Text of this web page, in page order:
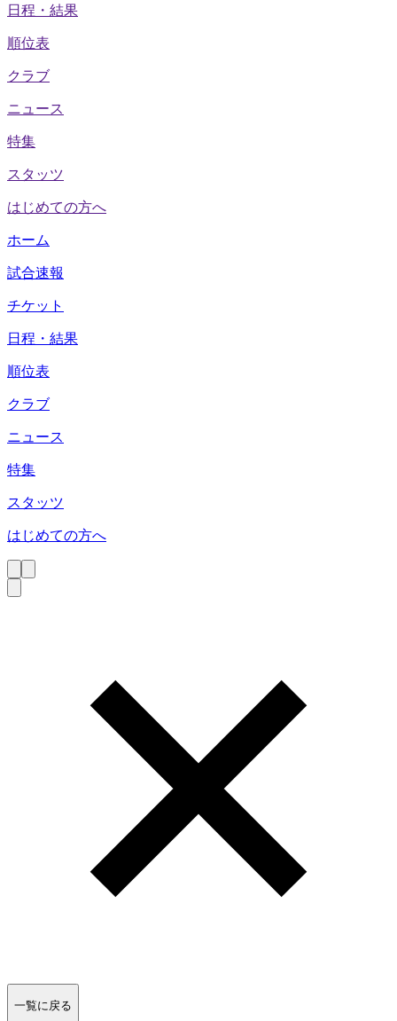
日程・結果
順位表
クラブ
ニュース
特集
スタッツ
はじめての方へ
ホーム
試合速報
チケット
日程・結果
順位表
クラブ
ニュース
特集
スタッツ
はじめての方へ
一覧に戻る